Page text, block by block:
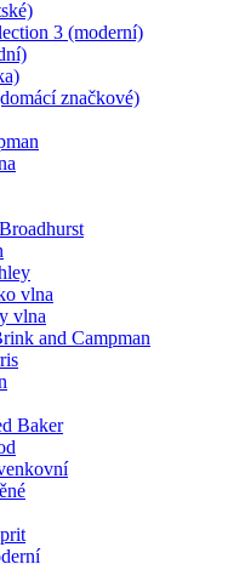
3 (moderní)
značkové)
vlna
vlna
and Campman
Baker